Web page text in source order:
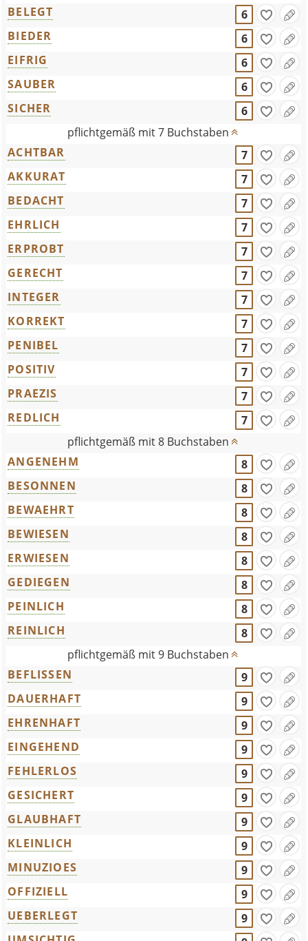
BELEGT
6
BIEDER
6
EIFRIG
6
SAUBER
6
SICHER
6
pflichtgemäß mit 7 Buchstaben
ACHTBAR
7
AKKURAT
7
BEDACHT
7
EHRLICH
7
ERPROBT
7
GERECHT
7
INTEGER
7
KORREKT
7
PENIBEL
7
POSITIV
7
PRAEZIS
7
REDLICH
7
pflichtgemäß mit 8 Buchstaben
ANGENEHM
8
BESONNEN
8
BEWAEHRT
8
BEWIESEN
8
ERWIESEN
8
GEDIEGEN
8
PEINLICH
8
REINLICH
8
pflichtgemäß mit 9 Buchstaben
BEFLISSEN
9
DAUERHAFT
9
EHRENHAFT
9
EINGEHEND
9
FEHLERLOS
9
GESICHERT
9
GLAUBHAFT
9
KLEINLICH
9
MINUZIOES
9
OFFIZIELL
9
UEBERLEGT
9